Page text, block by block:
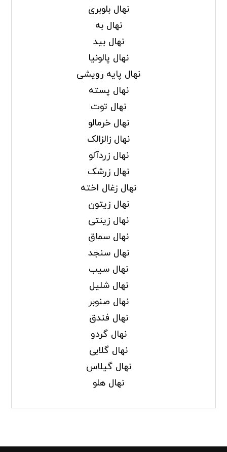
نهال بلوبری
نهال به
نهال بید
نهال پالونیا
نهال پایه رویشی
نهال پسته
نهال توت
نهال خرمالو
نهال زالزالک
نهال زردآلو
نهال زرشک
نهال زغال اخته
نهال زیتون
نهال زینتی
نهال سماق
نهال سنجد
نهال سیب
نهال شلیل
نهال صنوبر
نهال فندق
نهال گردو
نهال گلابی
نهال گیلاس
نهال هلو